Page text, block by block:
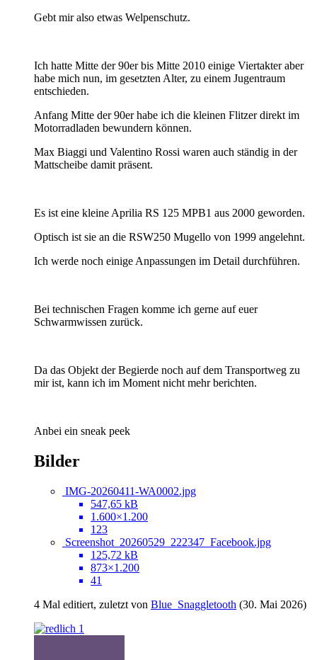
Gebt mir also etwas Welpenschutz.
Ich hatte Mitte der 90er bis Mitte 2010 einige Viertakter aber
habe mich nun, im gesetzten Alter, zu einem Jugentraum
entschieden.
Anfang Mitte der 90er habe ich die kleinen Flitzer direkt im
Motorradladen bewundern können.
Max Biaggi und Valentino Rossi waren auch ständig in der
Mattscheibe damit präsent.
Es ist eine kleine Aprilia RS 125 MPB1 aus 2000 geworden.
Optisch ist sie an die RSW250 Mugello von 1999 angelehnt.
Ich werde noch einige Anpassungen im Detail durchführen.
Bei technischen Fragen komme ich gerne auf euer
Schwarmwissen zurück.
Da das Objekt der Begierde noch auf dem Transportweg zu
mir ist, kann ich im Moment nicht mehr berichten.
Anbei ein sneak peek
Bilder
IMG-20260411-WA0002.jpg
547,65 kB
1.600×1.200
123
Screenshot_20260529_222347_Facebook.jpg
125,72 kB
873×1.200
41
4 Mal editiert, zuletzt von Blue_Snaggletooth (30. Mai 2026)
1